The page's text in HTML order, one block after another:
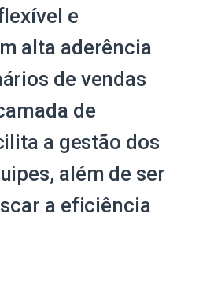
e
alta aderência
de vendas
de
a gestão dos
além de ser
a eficiência